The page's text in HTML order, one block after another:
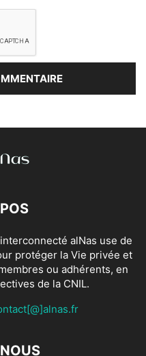
alNas use de
protéger la Vie privée et
ou adhérents, en
de la CNIL.